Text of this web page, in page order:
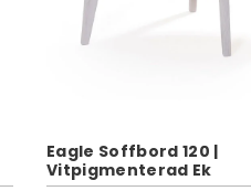
Eagle Soffbord 120 |
Vitpigmenterad Ek